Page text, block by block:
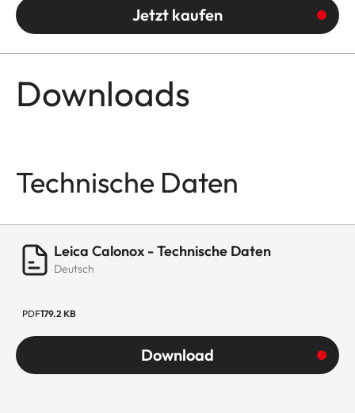
Jetzt kaufen
Downloads
Technische Daten
Leica Calonox - Technische Daten
Deutsch
PDF179.2 KB
Download